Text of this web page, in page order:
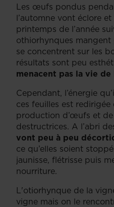
Les œufs pondus
l’automne vont éclore
printemps de l’année
othiorhynques
se concentrent sur les
résultats sont peu
menacent pas la vie
Cependant, l’énergie
ces feuilles est redirigée
production d’œufs et
destructrices. A l’abri
vont peu à peu
ce qu’elles soient
jaunisse, flétrisse puis
nourriture.
L'otiorhynque de la
vigne mais on le